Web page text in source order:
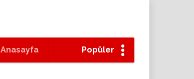
Anasayfa Popüler